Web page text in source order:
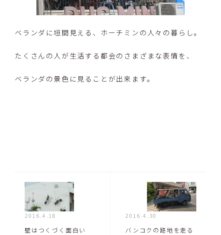
ベランダに垣間見える、ホーチミンの人々の暮らし。
たくさんの人が生活する都会のさまざまな表情を、
ベランダの景色に見ることが出来ます。
2016.4.18
壁はつくづく面白い
2016.4.30
バンコクの路地を走る